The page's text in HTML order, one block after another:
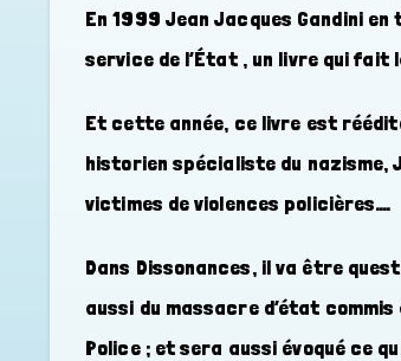
En 1999 Jean Jacques Gandini
service de l’État , un livre qui fait
Et cette année, ce livre est
historien spécialiste du nazisme,
victimes de violences policières….
Dans Dissonances, il va être
aussi du massacre d’état
Police ; et sera aussi évoqué ce